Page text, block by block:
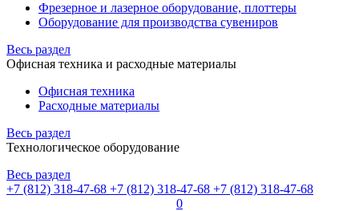
Фрезерное и лазерное оборудование, плоттеры
Оборудование для производства сувениров
Весь раздел
Офисная техника и расходные материалы
Офисная техника
Расходные материалы
Весь раздел
Технологическое оборудование
Весь раздел
+7 (812) 318-47-68 +7 (812) 318-47-68 +7 (812) 318-47-68
0